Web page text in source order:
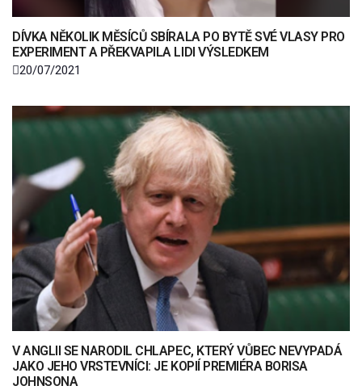
DÍVKA NĚKOLIK MĚSÍCŮ SBÍRALA PO BYTĚ SVÉ VLASY PRO
EXPERIMENT A PŘEKVAPILA LIDI VÝSLEDKEM
20/07/2021
V ANGLII SE NARODIL CHLAPEC, KTERÝ VŮBEC NEVYPADÁ
JAKO JEHO VRSTEVNÍCI: JE KOPIÍ PREMIÉRA BORISA
JOHNSONA